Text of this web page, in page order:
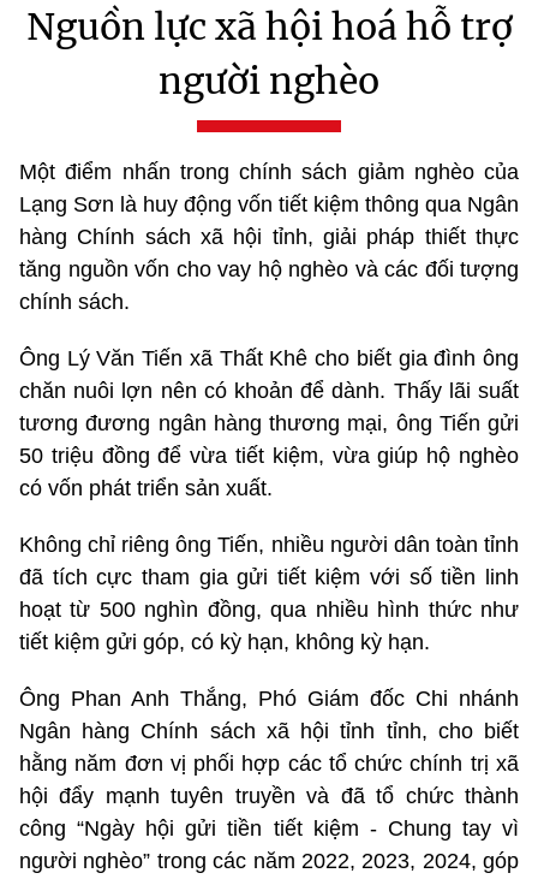
Nguồn lực xã hội hoá hỗ trợ
người nghèo
Một điểm nhấn trong chính sách giảm nghèo của
Lạng Sơn là huy động vốn tiết kiệm thông qua Ngân
hàng Chính sách xã hội tỉnh, giải pháp thiết thực
tăng nguồn vốn cho vay hộ nghèo và các đối tượng
chính sách.
Ông Lý Văn Tiến xã Thất Khê cho biết gia đình ông
chăn nuôi lợn nên có khoản để dành. Thấy lãi suất
tương đương ngân hàng thương mại, ông Tiến gửi
50 triệu đồng để vừa tiết kiệm, vừa giúp hộ nghèo
có vốn phát triển sản xuất.
Không chỉ riêng ông Tiến, nhiều người dân toàn tỉnh
đã tích cực tham gia gửi tiết kiệm với số tiền linh
hoạt từ 500 nghìn đồng, qua nhiều hình thức như
tiết kiệm gửi góp, có kỳ hạn, không kỳ hạn.
Ông Phan Anh Thắng, Phó Giám đốc Chi nhánh
Ngân hàng Chính sách xã hội tỉnh tỉnh, cho biết
hằng năm đơn vị phối hợp các tổ chức chính trị xã
hội đẩy mạnh tuyên truyền và đã tổ chức thành
công “Ngày hội gửi tiền tiết kiệm - Chung tay vì
người nghèo” trong các năm 2022, 2023, 2024, góp